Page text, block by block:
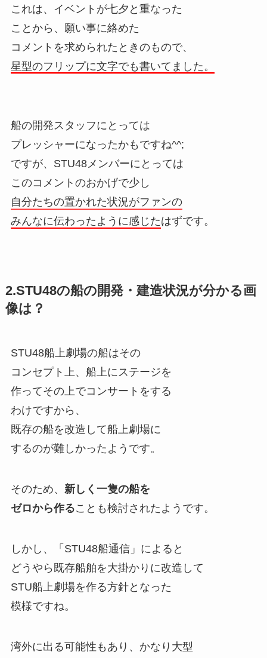
これは、イベントが七夕と重なった
ことから、願い事に絡めた
コメントを求められたときのもので、
星型のフリップに文字でも書いてました。
船の開発スタッフにとっては
プレッシャーになったかもですね^^;
ですが、STU48メンバーにとっては
このコメントのおかげで少し
自分たちの置かれた状況がファンの
みんなに伝わったように感じたはずです。
2.STU48の船の開発・建造状況が分かる画
像は？
STU48船上劇場の船はその
コンセプト上、船上にステージを
作ってその上でコンサートをする
わけですから、
既存の船を改造して船上劇場に
するのが難しかったようです。
そのため、 新しく一隻の船を
ゼロから作ることも検討されたようです。
しかし、「STU48船通信」によると
どうやら既存船舶を大掛かりに改造して
STU船上劇場を作る方針となった
模様ですね。
湾外に出る可能性もあり、かなり大型